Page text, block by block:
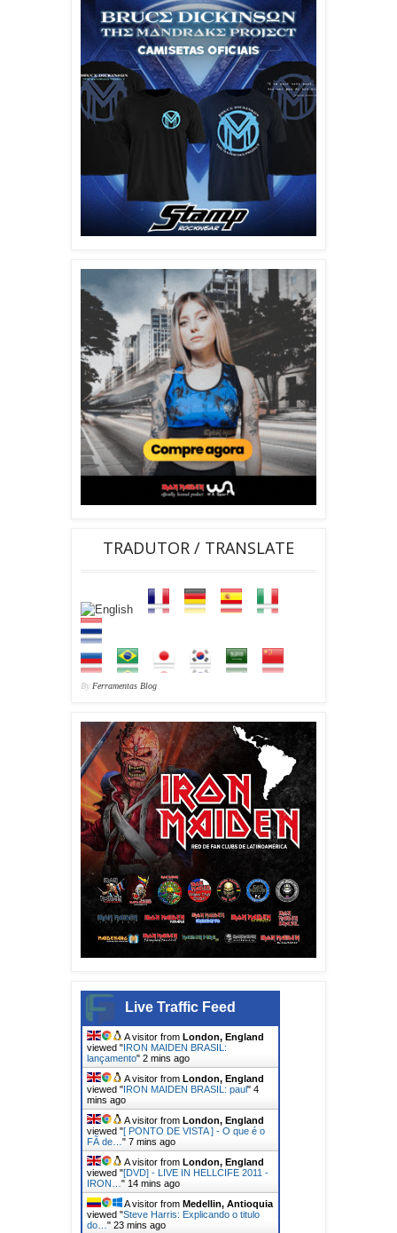
TRADUTOR / TRANSLATE
By Ferramentas Blog
Live Traffic Feed
A visitor from London, England
viewed "IRON MAIDEN BRASIL:
lançamento" 2 mins ago
A visitor from London, England
viewed "IRON MAIDEN BRASIL: paul" 4
mins ago
A visitor from London, England
viewed "[ PONTO DE VISTA ] - O que é o
FÃ de… " 7 mins ago
A visitor from London, England
viewed "[DVD] - LIVE IN HELLCIFE 2011 -
IRON… " 14 mins ago
A visitor from Medellin, Antioquia
viewed "Steve Harris: Explicando o titulo
do… " 23 mins ago